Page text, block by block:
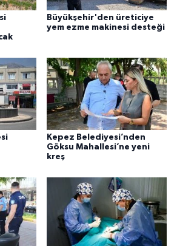
Büyükşehir'den üreticiye
yem ezme makinesi desteği
Kepez Belediyesi’nden
Göksu Mahallesi’ne yeni
kreş